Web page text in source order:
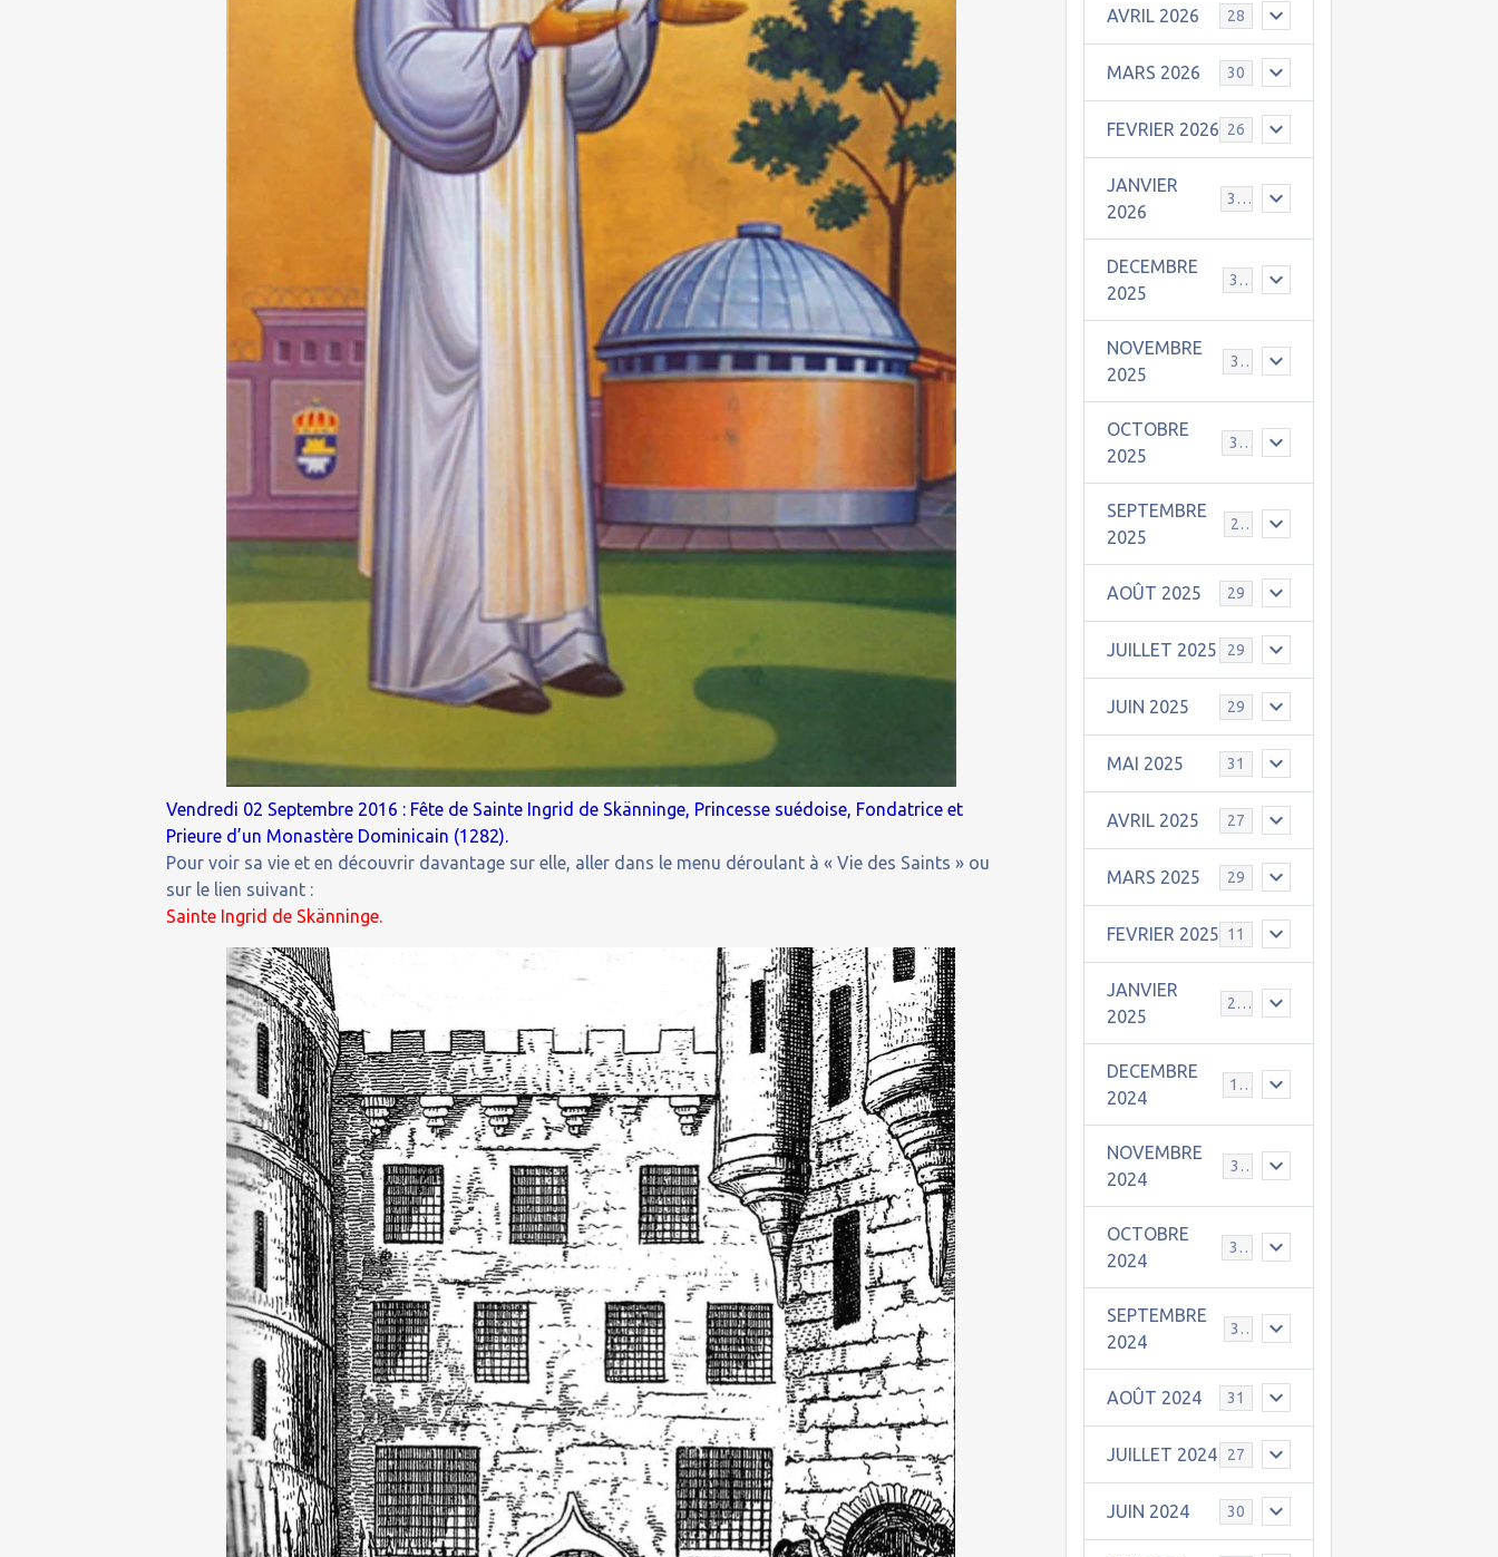
Vendredi 02 Septembre 2016 : Fête de Sainte Ingrid de Skänninge, Princesse suédoise, Fondatrice et
Prieure d’un Monastère Dominicain (1282).
Pour voir sa vie et en découvrir davantage sur elle, aller dans le menu déroulant à « Vie des Saints » ou
sur le lien suivant :
Sainte Ingrid de Skänninge.
AVRIL 2026 28
MARS 2026 30
FEVRIER 2026 26
JANVIER
2026
31
DECEMBRE
2025
30
NOVEMBRE
2025
30
OCTOBRE
2025
31
SEPTEMBRE
2025
25
AOÛT 2025 29
JUILLET 2025 29
JUIN 2025 29
MAI 2025 31
AVRIL 2025 27
MARS 2025 29
FEVRIER 2025 11
JANVIER
2025
25
DECEMBRE
2024
19
NOVEMBRE
2024
30
OCTOBRE
2024
31
SEPTEMBRE
2024
30
AOÛT 2024 31
JUILLET 2024 27
JUIN 2024 30